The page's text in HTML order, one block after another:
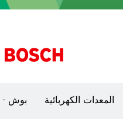
المعدات الكهربائية بوش -